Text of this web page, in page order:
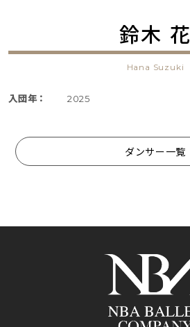
鈴木 花
Hana Suzuki
入団年： 2025
ダンサー一覧